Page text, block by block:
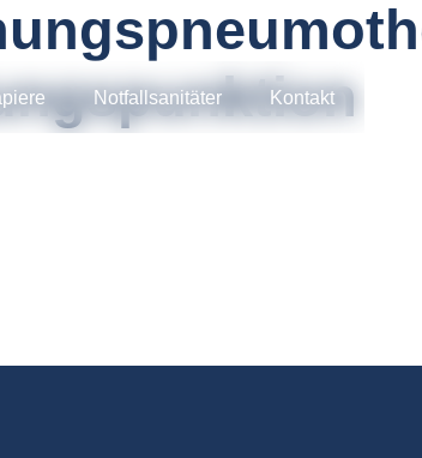
Notfallsanitäter Kontakt